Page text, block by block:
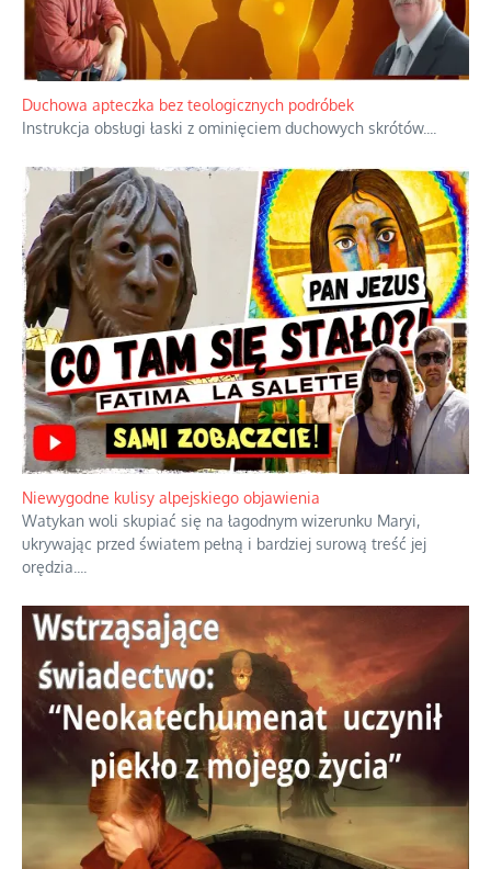
Duchowa apteczka bez teologicznych podróbek
Instrukcja obsługi łaski z ominięciem duchowych skrótów.
Niewygodne kulisy alpejskiego objawienia
Watykan woli skupiać się na łagodnym wizerunku Maryi,
ukrywając przed światem pełną i bardziej surową treść jej
orędzia.